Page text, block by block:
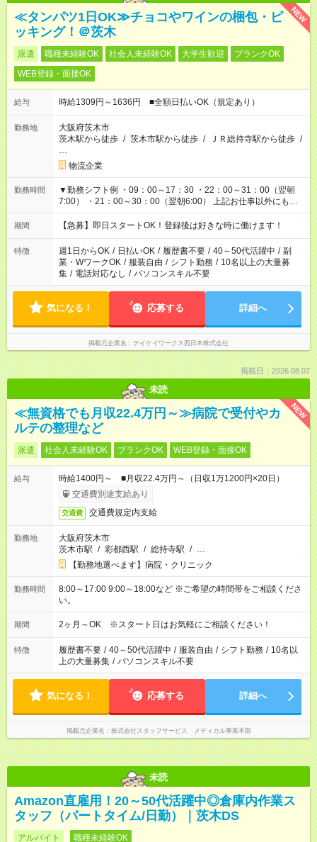
NEW
≪タンパツ1日OK≫チョコやワインの梱包・ピ
ッキング！＠茨木
派遣 職種未経験OK 社会人未経験OK 大学生歓迎
ブランクOK
WEB登録・面接OK
給与 時給1309円～1636円 ■全額日払いOK（規定あり）
勤務地
大阪府茨木市
茨木駅から徒歩 / 茨木市駅から徒歩 / ＪＲ総持寺駅から徒歩 /
…
物流企業
勤務時間
▼勤務シフト例 ・09：00～17：30 ・22：00～31：00（翌朝
7:00） ・21：00～30：00（翌朝6:00） 上記お仕事以外にも、
派遣会社の為、複数のお仕事で募集してます。 ▼ほかのシフト
例 8:00～16:00、10:00～17:00、 12:00～21:00、13:00～
あったお仕事がきっと見つかります！
期間 【急募】即日スタートOK！登録後は好きな時に働けます！
特徴 週1日からOK / 日払いOK / 履歴書不要 / 40～50代活躍中 / 副
業・WワークOK / 服装自由 / シフト勤務 / 10名以上の大量募
集 / 電話対応なし / パソコンスキル不要
気になる！ 応募する 詳細へ
掲載元企業名 テイケイワークス西日本株式会社
掲載日：2026.08.07
未読
NEW
≪無資格でも月収22.4万円～≫病院で受付やカ
ルテの整理など
派遣 社会人未経験OK ブランクOK WEB登録・面接OK
給与
時給1400円～ ■月収22.4万円～（日収1万1200円×20日）
交通費別途支給あり
交通費 交通費規定内支給
勤務地
大阪府茨木市
茨木市駅 / 彩都西駅 / 総持寺駅 / …
【勤務地選べます】病院・クリニック
勤務時間
8:00～17:00 9:00～18:00など ※ご希望の時間帯をご相談くださ
い。
期間 2ヶ月～OK ※スタート日はお気軽にご相談ください！
特徴 履歴書不要 / 40～50代活躍中 / 服装自由 / シフト勤務 / 10名以
上の大量募集 / パソコンスキル不要
気になる！ 応募する 詳細へ
掲載元企業名 株式会社スタッフサービス メディカル事業本部
未読
Amazon直雇用！20～50代活躍中◎倉庫内作業ス
タッフ（パートタイム/日勤）｜茨木DS
アルバイト 職種未経験OK